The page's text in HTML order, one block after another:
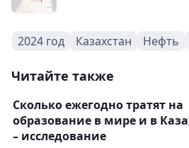
2024 год Казахстан Нефть
Читайте также
Сколько ежегодно тратят на
образование в мире и в
– исследование